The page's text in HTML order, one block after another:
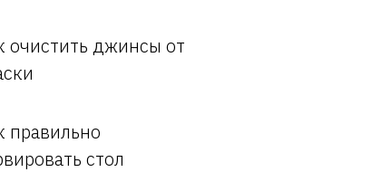
очистить джинсы от
правильно
стол